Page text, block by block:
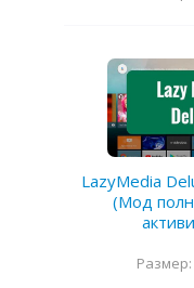
LazyMedia
(Мод
Размер: